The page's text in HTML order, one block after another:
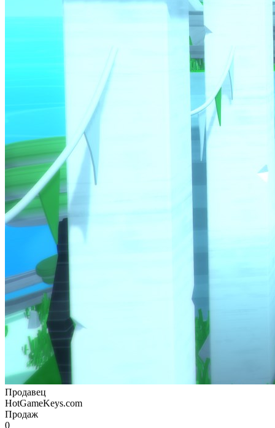
Продавец
HotGameKeys.com
Продаж
0